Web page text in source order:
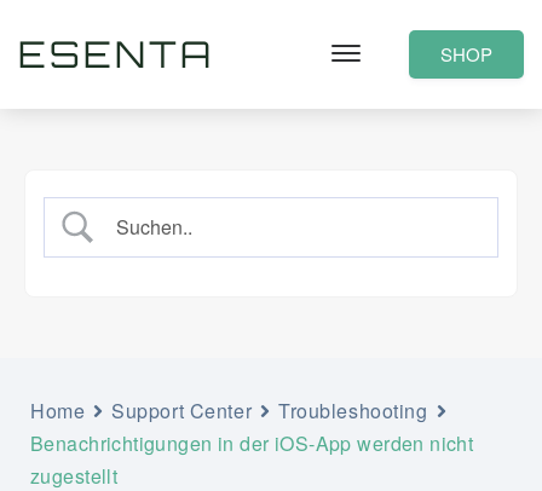
ESENTA SHOP
Home Support Center
Troubleshooting
Benachrichtigungen in der iOS-App werden nicht
zugestellt